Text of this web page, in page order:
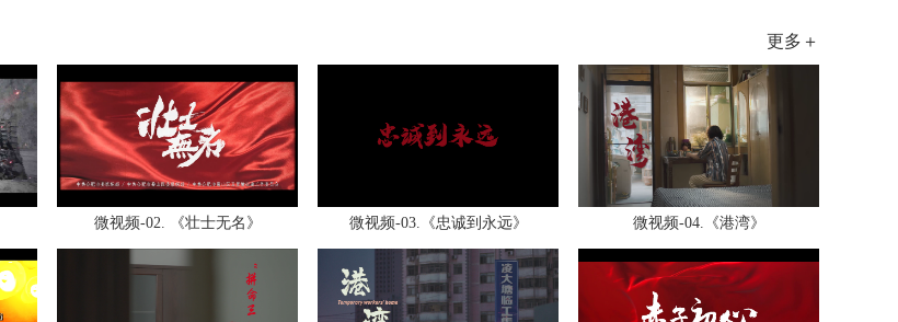
更多＋
微视频-02. 《壮士无名》 微视频-03.《忠诚到永远》 微视频-04.《港湾》